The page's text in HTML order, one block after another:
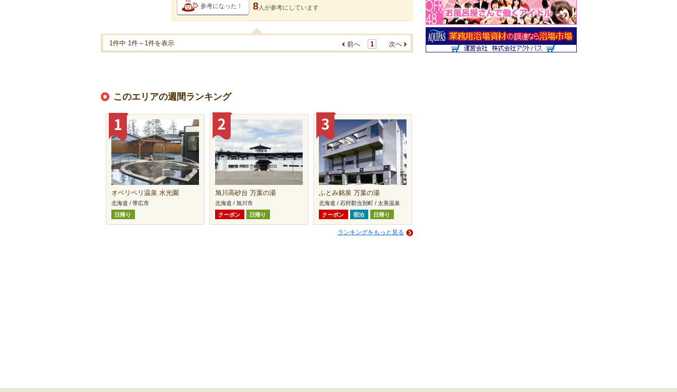
参考になった！ 8人が参考にしています
1件中 1件～1件を表示 前へ 1 次へ
このエリアの週間ランキング
オベリベリ温泉 水光園
北海道 / 帯広市
日帰り
旭川高砂台 万葉の湯
北海道 / 旭川市
クーポン
日帰り
ふとみ銘泉 万葉の湯
北海道 / 石狩郡当別町 / 太美温泉
クーポン
宿泊 日帰り
ランキングをもっと見る